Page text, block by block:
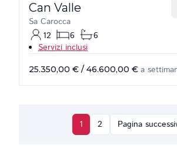
Can Valle
Sa Carocca
12
6
6
Servizi inclusi
25.350,00 € / 46.600,00 € a
1 2 Pagina